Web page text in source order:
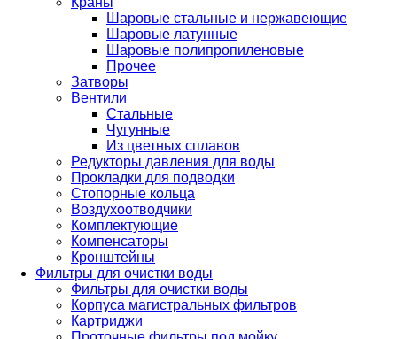
Шаровые стальные и нержавеющие
Шаровые латунные
Шаровые полипропиленовые
Прочее
Затворы
Вентили
Стальные
Чугунные
Из цветных сплавов
Редукторы давления для воды
Прокладки для подводки
Стопорные кольца
Воздухоотводчики
Комплектующие
Компенсаторы
Кронштейны
Фильтры для очистки воды
Фильтры для очистки воды
Корпуса магистральных фильтров
Картриджи